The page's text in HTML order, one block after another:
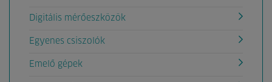
Digitális mérőeszközök
Egyenes csiszolók
Emelő gépek